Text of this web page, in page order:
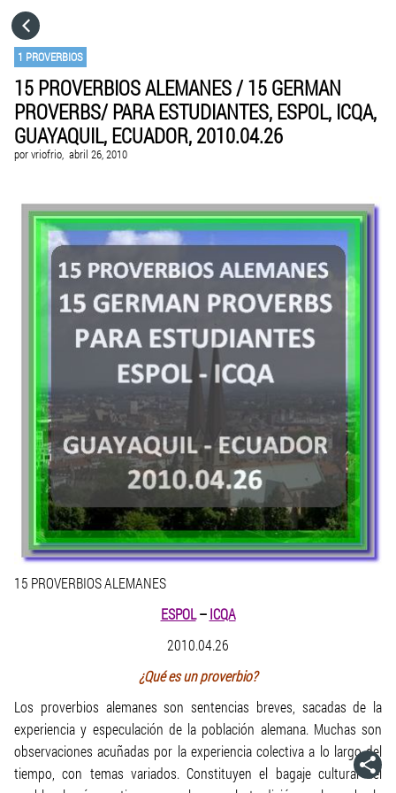
1 PROVERBIOS
15 PROVERBIOS ALEMANES / 15 GERMAN
PROVERBS/ PARA ESTUDIANTES, ESPOL, ICQA,
GUAYAQUIL, ECUADOR, 2010.04.26
porvriofrio, abril 26, 2010
15 PROVERBIOS ALEMANES
ESPOL–ICQA
2010.04.26
¿Qué es un proverbio?
Los proverbios alemanes son sentencias breves, sacadas de la
experiencia y especulación de la población alemana. Muchas son
observaciones acuñadas por la experiencia colectiva a lo largo del
tiempo, con temas variados. Constituyen el bagaje cultural del
CATEGORÍAS
IR A
VISITA EL SITIO WEB